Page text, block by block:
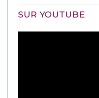
SUR YOUTUBE